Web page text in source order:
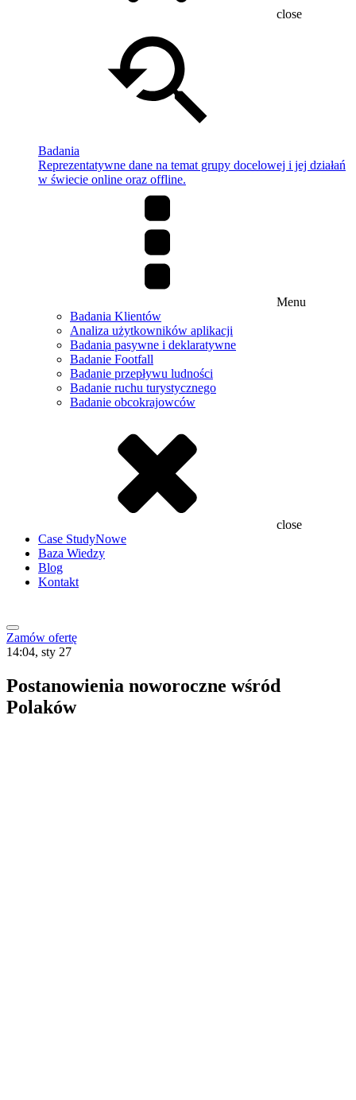
close
Badania
Reprezentatywne dane na temat grupy docelowej i jej działań
w świecie online oraz offline.
Menu
Badania Klientów
Analiza użytkowników aplikacji
Badania pasywne i deklaratywne
Badanie Footfall
Badanie przepływu ludności
Badanie ruchu turystycznego
Badanie obcokrajowców
close
Case StudyNowe
Baza Wiedzy
Blog
Kontakt
Zamów ofertę
14:04, sty 27
Postanowienia noworoczne wśród
Polaków